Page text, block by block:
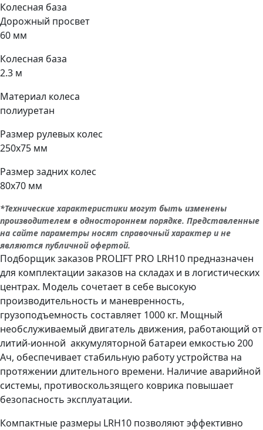
Колесная база
Дорожный просвет
60 мм
Колесная база
2.3 м
Материал колеса
полиуретан
Размер рулевых колес
250х75 мм
Размер задних колес
80х70 мм
*Технические характеристики могут быть изменены
производителем в одностороннем порядке. Представленные
на сайте параметры носят справочный характер и не
являются публичной офертой.
Подборщик заказов PROLIFT PRO LRH10 предназначен
для комплектации заказов на складах и в логистических
центрах. Модель сочетает в себе высокую
производительность и маневренность,
грузоподъемность составляет 1000 кг. Мощный
необслуживаемый двигатель движения, работающий от
литий-ионной аккумуляторной батареи емкостью 200
Ач, обеспечивает стабильную работу устройства на
протяжении длительного времени. Наличие аварийной
системы, противоскользящего коврика повышает
безопасность эксплуатации.
Компактные размеры LRH10 позволяют эффективно